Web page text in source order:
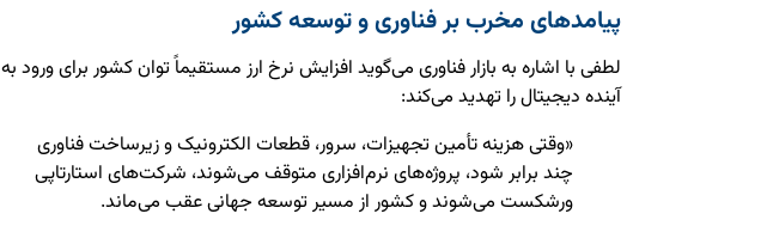
پیامدهای مخرب بر فناوری و توسعه کشور
لطفی با اشاره به بازار فناوری می‌گوید افزایش نرخ ارز مستقیماً توان کشور برای ورود به
آینده دیجیتال را تهدید می‌کند:
«وقتی هزینه تأمین تجهیزات، سرور، قطعات الکترونیک و زیرساخت فناوری
چند برابر شود، پروژه‌های نرم‌افزاری متوقف می‌شوند، شرکت‌های استارتاپی
ورشکست می‌شوند و کشور از مسیر توسعه جهانی عقب می‌ماند.